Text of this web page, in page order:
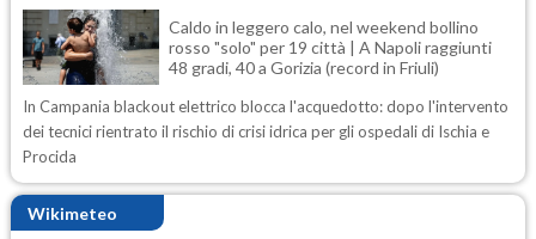
Caldo in leggero calo, nel weekend bollino
rosso "solo" per 19 città | A Napoli raggiunti
48 gradi, 40 a Gorizia (record in Friuli)
In Campania blackout elettrico blocca l'acquedotto: dopo l'intervento
dei tecnici rientrato il rischio di crisi idrica per gli ospedali di Ischia e
Procida
Wikimeteo